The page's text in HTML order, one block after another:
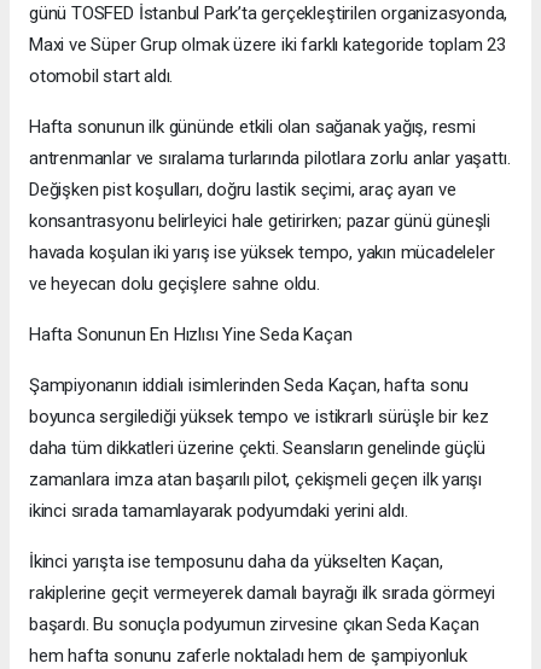
günü TOSFED İstanbul Park’ta gerçekleştirilen organizasyonda,
Maxi ve Süper Grup olmak üzere iki farklı kategoride toplam 23
otomobil start aldı.
Hafta sonunun ilk gününde etkili olan sağanak yağış, resmi
antrenmanlar ve sıralama turlarında pilotlara zorlu anlar yaşattı.
Değişken pist koşulları, doğru lastik seçimi, araç ayarı ve
konsantrasyonu belirleyici hale getirirken; pazar günü güneşli
havada koşulan iki yarış ise yüksek tempo, yakın mücadeleler
ve heyecan dolu geçişlere sahne oldu.
Hafta Sonunun En Hızlısı Yine Seda Kaçan
Şampiyonanın iddialı isimlerinden Seda Kaçan, hafta sonu
boyunca sergilediği yüksek tempo ve istikrarlı sürüşle bir kez
daha tüm dikkatleri üzerine çekti. Seansların genelinde güçlü
zamanlara imza atan başarılı pilot, çekişmeli geçen ilk yarışı
ikinci sırada tamamlayarak podyumdaki yerini aldı.
İkinci yarışta ise temposunu daha da yükselten Kaçan,
rakiplerine geçit vermeyerek damalı bayrağı ilk sırada görmeyi
başardı. Bu sonuçla podyumun zirvesine çıkan Seda Kaçan
hem hafta sonunu zaferle noktaladı hem de şampiyonluk